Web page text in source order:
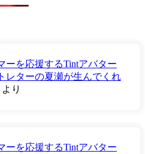
ーを応援するTintアバター
レターの夏瀬が生んでくれ
より
ーを応援するTintアバター